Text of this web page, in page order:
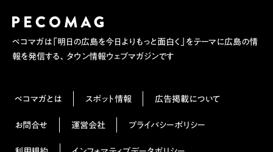
ペコマガは「明日の広島を今日よりもっと面白く」をテーマに広島の情
報を発信する、タウン情報ウェブマガジンです
ペコマガとは スポット情報 広告掲載について
お問合せ 運営会社 プライバシーポリシー